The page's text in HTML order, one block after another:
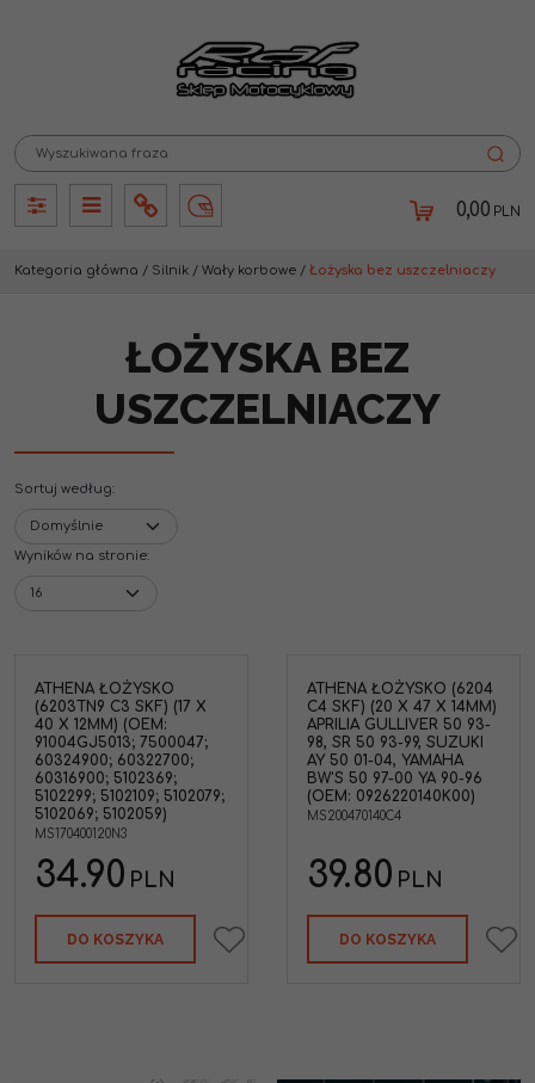
PanelPanelInfo Lang 0,00 PLN
Kategoria główna / Silnik / Wały korbowe / Łożyska bez uszczelniaczy
ŁOŻYSKA BEZ
USZCZELNIACZY
Sortuj według:
Wyników na stronie:
ATHENA ŁOŻYSKO
(6203TN9 C3 SKF) (17 X
40 X 12MM) (OEM:
91004GJ5013; 7500047;
60324900; 60322700;
60316900; 5102369;
5102299; 5102109; 5102079;
5102069; 5102059)
MS170400120N3
34.90 PLN
DO KOSZYKA
ATHENA ŁOŻYSKO (6204
C4 SKF) (20 X 47 X 14MM)
APRILIA GULLIVER 50 93-
98, SR 50 93-99, SUZUKI
AY 50 01-04, YAMAHA
BW'S 50 97-00 YA 90-96
(OEM: 0926220140K00)
MS200470140C4
39.80 PLN
DO KOSZYKA